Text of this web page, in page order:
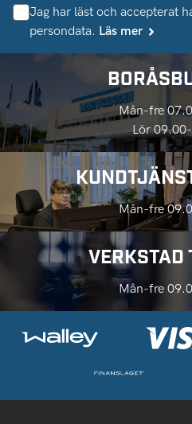
Jag har läst och accepterat
persondata. Läs mer
Mån-fre
Lör
Mån-fre
VERKSTAD
Mån-fre